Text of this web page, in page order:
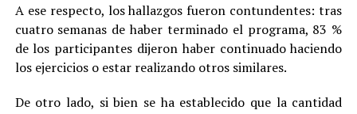
A ese respecto, los hallazgos fueron contundentes: tras
cuatro semanas de haber terminado el programa, 83 %
de los participantes dijeron haber continuado haciendo
los ejercicios o estar realizando otros similares.
De otro lado, si bien se ha establecido que la cantidad